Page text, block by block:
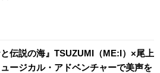
と伝説の海』TSUZUMI（ME:I）×尾上
ージカル・アドベンチャーで美声を